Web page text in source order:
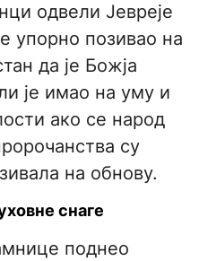
одвели Јевреје
упорно позивао на
да је Божја
је имао на уму и
ако се народ
су
на обнову.
снаге
поднео